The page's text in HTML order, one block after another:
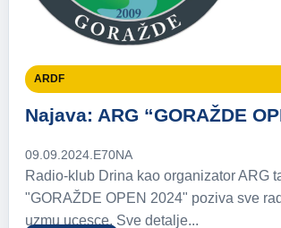
ARDF
Najava: ARG “GORAŽDE
09.09.2024. E70NA
Radio-klub Drina kao organizator ARG
"GORAŽDE OPEN 2024" poziva sve
uzmu ucesce. Sve detalje...